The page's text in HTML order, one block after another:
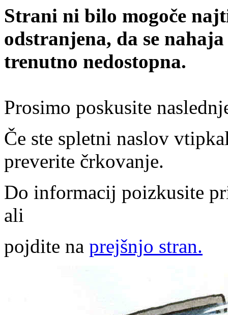
Strani ni bilo mogoče
odstranjena, da se
trenutno nedostopna.
Prosimo poskusite
Če ste spletni naslov
preverite črkovanje.
Do informacij poizkusite
ali
pojdite na prejšnjo stran.